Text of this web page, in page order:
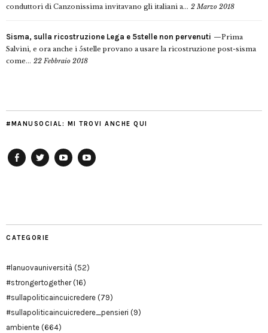
conduttori di Canzonissima invitavano gli italiani a... 2 Marzo 2018
Sisma, sulla ricostruzione Lega e 5stelle non pervenuti
Prima
Salvini, e ora anche i 5stelle provano a usare la ricostruzione post-sisma
come... 22 Febbraio 2018
#MANUSOCIAL: MI TROVI ANCHE QUI
CATEGORIE
#lanuovauniversità (52)
#strongertogether(16)
#sullapoliticaincuicredere (79)
#sullapoliticaincuicredere_pensieri (9)
ambiente (664)